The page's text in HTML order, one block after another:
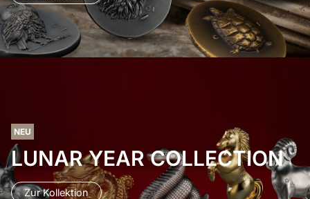
NEU
LUNAR YEAR COLLECTION
Zur Kollektion